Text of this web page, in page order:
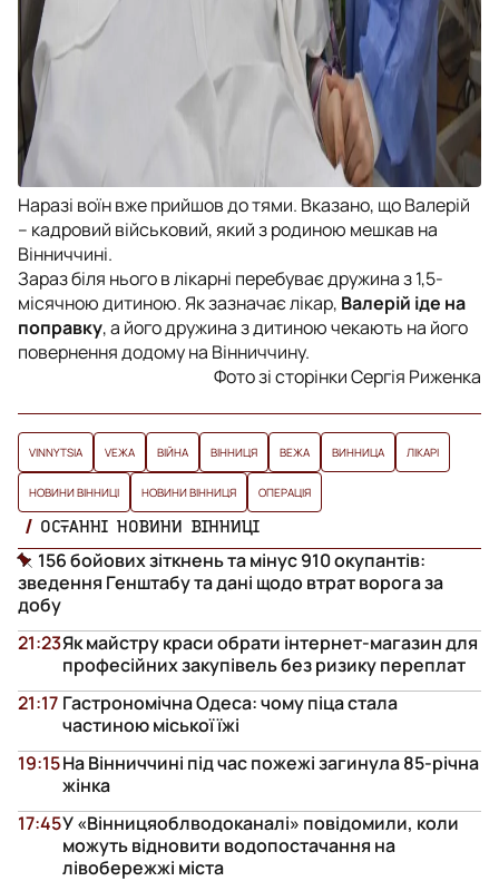
Наразі воїн вже прийшов до тями. Вказано, що Валерій
– кадровий військовий, який з родиною мешкав на
Вінниччині.
Зараз біля нього в лікарні перебуває дружина з 1,5-
місячною дитиною. Як зазначає лікар, Валерій іде на
поправку, а його дружина з дитиною чекають на його
повернення додому на Вінниччину.
Фото зі сторінки Сергія Риженка
VINNYTSIA VЕЖА ВІЙНА ВІННИЦЯ ВЕЖА ВИННИЦА ЛІКАРІ
НОВИНИ ВІННИЦІ НОВИНИ ВІННИЦЯ ОПЕРАЦІЯ
ОСТАННІ НОВИНИ ВІННИЦІ
156 бойових зіткнень та мінус 910 окупантів:
зведення Генштабу та дані щодо втрат ворога за
добу
Як майстру краси обрати інтернет-магазин для
професійних закупівель без ризику переплат
21:23
Гастрономічна Одеса: чому піца стала
частиною міської їжі
21:17
На Вінниччині під час пожежі загинула 85-річна
жінка
19:15
У «Вінницяоблводоканалі» повідомили, коли
можуть відновити водопостачання на
лівобережжі міста
17:45